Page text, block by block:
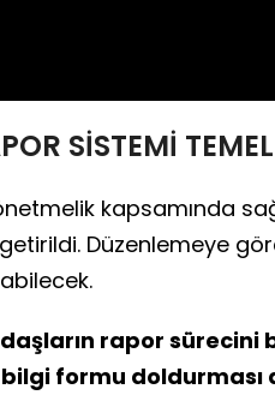
SİSTEMİ
kapsamında
Düzenlemeye
rapor sürecini
bilgi formu